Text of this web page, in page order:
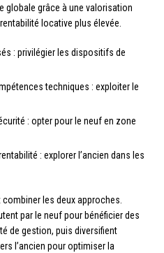
globale grâce à une valorisation
locative plus élevée.
: privilégier les dispositifs de
techniques : exploiter le
: opter pour le neuf en zone
: explorer l’ancien dans les
les deux approches.
par le neuf pour bénéficier des
de gestion, puis diversifient
l’ancien pour optimiser la